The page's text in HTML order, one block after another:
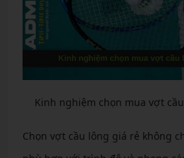
Kinh nghiệm chọn mua vợt
Chọn vợt cầu lông giá rẻ không